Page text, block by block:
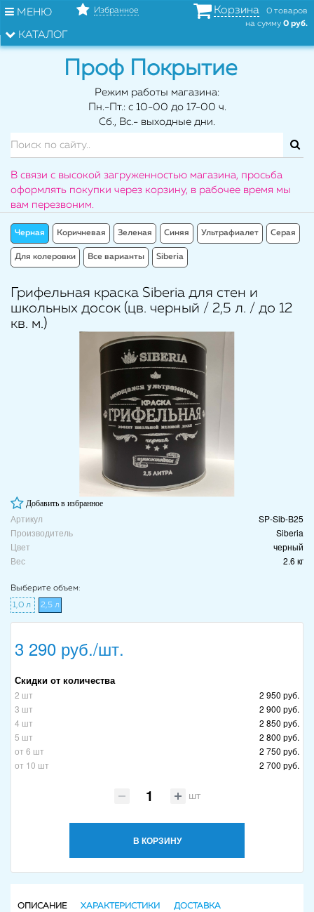
МЕНЮ
КАТАЛОГ
Избранное Корзина
0 товаров
на сумму 0 руб.
Проф Покрытие
Режим работы магазина:
Пн.-Пт.: с 10-00 до 17-00 ч.
Сб., Вс.- выходные дни.
В связи с высокой загруженностью магазина, просьба
оформлять покупки через корзину, в рабочее время мы
вам перезвоним.
Черная Коричневая Зеленая Синяя Ультрафиалет Серая
Для колеровки Все варианты Siberia
Грифельная краска Siberia для стен и
школьных досок (цв. черный / 2,5 л. / до 12
кв. м.)
Добавить в избранное
Артикул
SP-Sib-B25
Производитель
Siberia
Цвет
черный
Вес
2.6 кг
Выберите объем:
1,0 л
2,5 л
3 290 руб./шт.
Скидки от количества
2 шт
2 950 руб.
3 шт
2 900 руб.
4 шт
2 850 руб.
5 шт
2 800 руб.
от 6 шт
2 750 руб.
от 10 шт
2 700 руб.
шт
В КОРЗИНУ
ОПИСАНИЕ ХАРАКТЕРИСТИКИ ДОСТАВКА